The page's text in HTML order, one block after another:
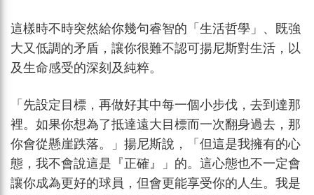
這樣時不時突然給你幾句睿智的「生活哲學」、既強
大又低調的矛盾，讓你很難不認可揚尼斯對生活，以
及生命感受的深刻及純粹。
「先設定目標，再做好其中每一個小步伐，去到達那
裡。如果你想為了抵達遠大目標而一次翻身過去，那
你會從懸崖跌落。」揚尼斯說，「但這是我擁有的心
態，我不會說這是『正確』」的。這心態也不一定會
讓你成為更好的球員，但會更能享受你的人生。我是